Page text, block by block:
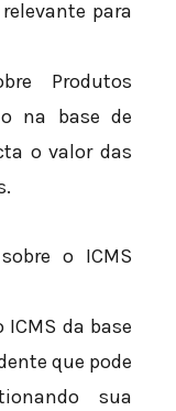
para
Produtos
na base de
o valor das
o ICMS
ICMS da base
que pode
sua